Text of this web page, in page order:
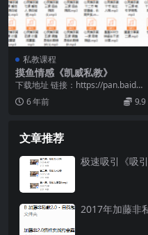
私教课程
摸鱼情感《凯威私教》
下载地址 链接：https://pan.baidu.
com/s/1lZNMCsG...
6 年前 9.9
文章推荐
极速吸引《吸
2017年加藤非